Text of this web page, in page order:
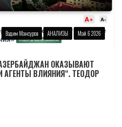
Вадим Мансуров АНАЛИЗЫ Май 6 2026
ОКАЗЫВАЮТ
ВЛИЯНИЯ“. ТЕОДОР